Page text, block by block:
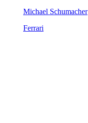
Michael Schumacher
Ferrari